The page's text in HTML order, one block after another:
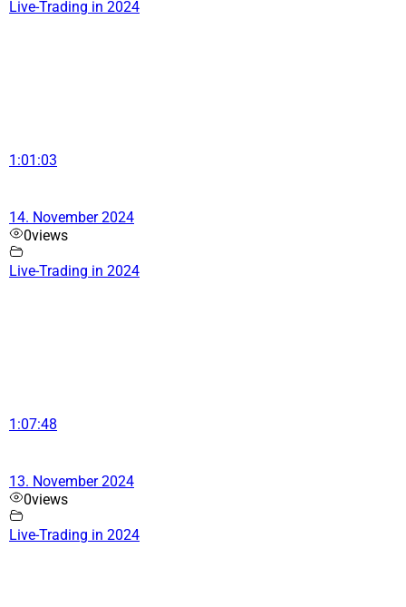
Live-Trading in 2024
1:01:03
14. November 2024
0views
Live-Trading in 2024
1:07:48
13. November 2024
0views
Live-Trading in 2024